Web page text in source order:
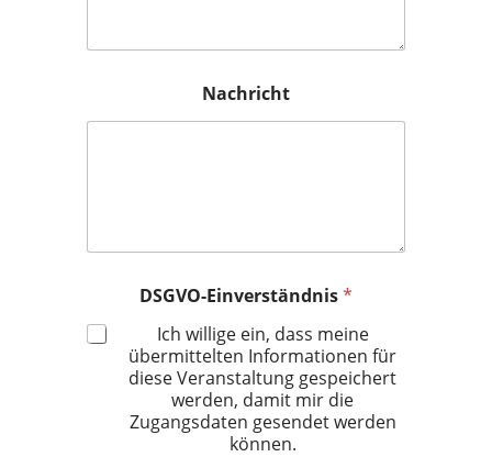
Nachricht
DSGVO-Einverständnis*
Ich willige ein, dass meine
übermittelten Informationen für
diese Veranstaltung gespeichert
werden, damit mir die
Zugangsdaten gesendet werden
können.